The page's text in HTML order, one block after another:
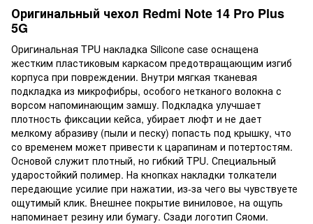
Оригинальный чехол Redmi Note 14 Pro Plus
5G
Оригинальная TPU накладка Silicone case оснащена
жестким пластиковым каркасом предотвращающим изгиб
корпуса при повреждении. Внутри мягкая тканевая
подкладка из микрофибры, особого нетканого волокна с
ворсом напоминающим замшу. Подкладка улучшает
плотность фиксации кейса, убирает люфт и не дает
мелкому абразиву (пыли и песку) попасть под крышку, что
со временем может привести к царапинам и потертостям.
Основой служит плотный, но гибкий TPU. Специальный
ударостойкий полимер. На кнопках накладки толкатели
передающие усилие при нажатии, из-за чего вы чувствуете
ощутимый клик. Внешнее покрытие виниловое, на ощупь
напоминает резину или бумагу. Сзади логотип Сяоми.